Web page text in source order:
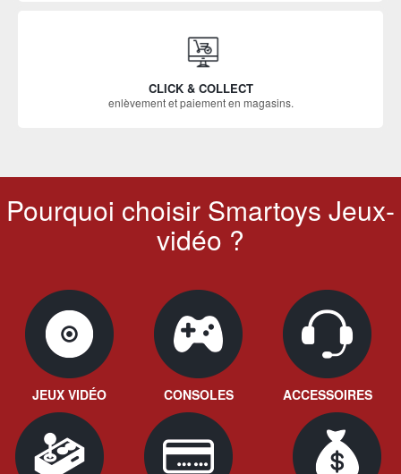
CLICK & COLLECT
enlèvement et paiement en magasins.
Pourquoi choisir Smartoys Jeux-
vidéo ?
JEUX VIDÉO CONSOLES ACCESSOIRES